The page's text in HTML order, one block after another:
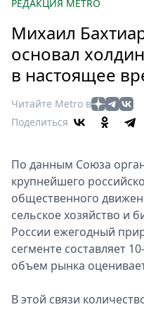
Мир
Здоровье
Еда
Туризм
Мода
Кино
Афиша
Книги
Выставки
Пресс-
релизы
О
Metro
РЕДАКЦИЯ METRO
Михаил
основал
в настоящее
Читайте Metro в
Поделиться
По данным Союза
крупнейшего
общественного
сельское хозяйство и
России ежегодный
сегменте составляет
объем рынка
В этой связи